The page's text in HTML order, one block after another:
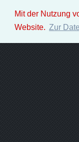
Mit der Nutzung
Website. Zur